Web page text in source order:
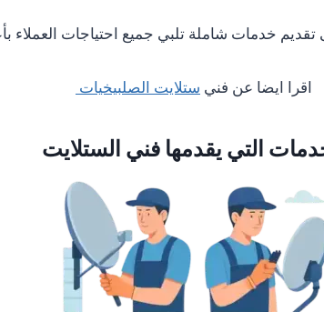
خدمات شاملة تلبي جميع احتياجات العملاء
اقرا ايضا عن فنيستلايت الصلبيخيات
التي يقدمها فني الستلايت